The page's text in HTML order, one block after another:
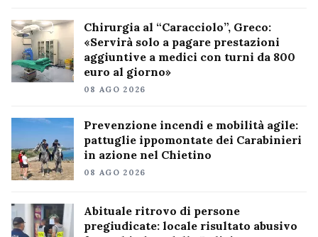
Chirurgia al “Caracciolo”, Greco:
«Servirà solo a pagare prestazioni
aggiuntive a medici con turni da 800
euro al giorno»
08 AGO 2026
Prevenzione incendi e mobilità agile:
pattuglie ippomontate dei Carabinieri
in azione nel Chietino
08 AGO 2026
Abituale ritrovo di persone
pregiudicate: locale risultato abusivo